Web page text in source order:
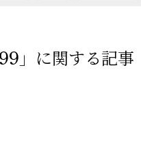
」に関する記事